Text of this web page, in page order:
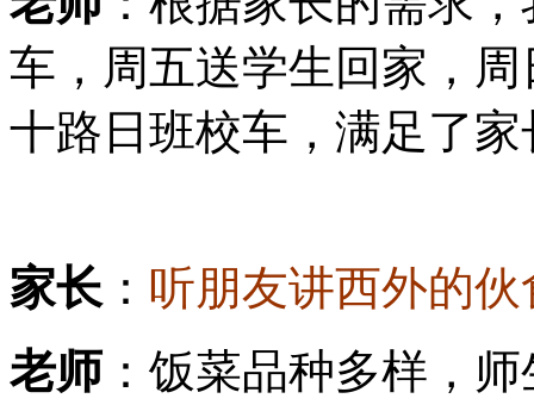
车，周五送学生回家，
十路日班校车，满足了
家长 ： 听朋友讲西外的
老师 ：饭菜品种多样，